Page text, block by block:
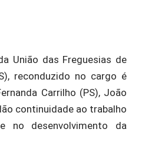
União das Freguesias de
reconduzido no cargo é
Carrilho (PS), João
continuidade ao trabalho
no desenvolvimento da